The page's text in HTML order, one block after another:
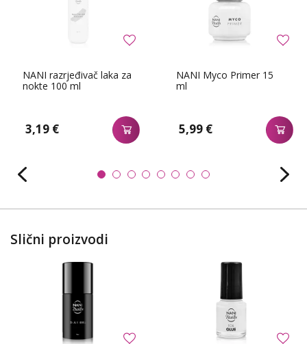
NANI razrjeđivač laka za
nokte 100 ml
3,19 €
NANI Myco Primer 15
ml
5,99 €
Slični proizvodi